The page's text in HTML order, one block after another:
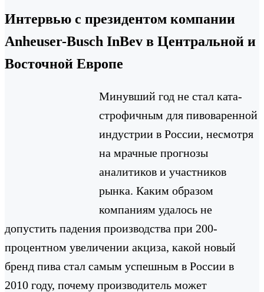
Интервью с президентом компании
Anheuser-Busch InBev в Центральной и
Восточной Европе
Минувший год не стал ката­
строфичным для пивоваренной
индустрии в России, несмотря
на мрачные прогнозы
аналитиков и участников
рынка. Каким образом
компаниям удалось не
допустить падения производства при 200-
процентном увеличении акциза, какой новый
бренд пива стал самым успешным в России в
2010 году, почему производитель может